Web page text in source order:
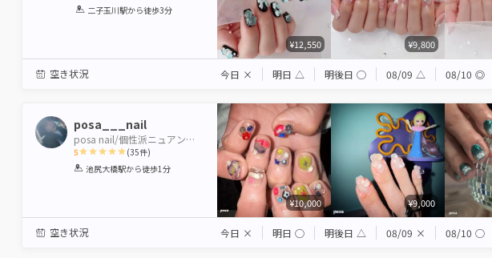
1 2 3 4 5
二子玉川駅から徒歩3分
¥12,550 ¥9,800
空き状況 今日 × 明日 △ 明後日 ◯ 08/09 △ 08/10 ◎
posa___nail
posa nail/個性派ニュアンス/ごてごて/似合わせ
5
1 2 3 4 5
(35件)
池尻大橋駅から徒歩1分
¥10,000 ¥9,000
空き状況 今日 × 明日 ◯ 明後日 △ 08/09 × 08/10 ◯